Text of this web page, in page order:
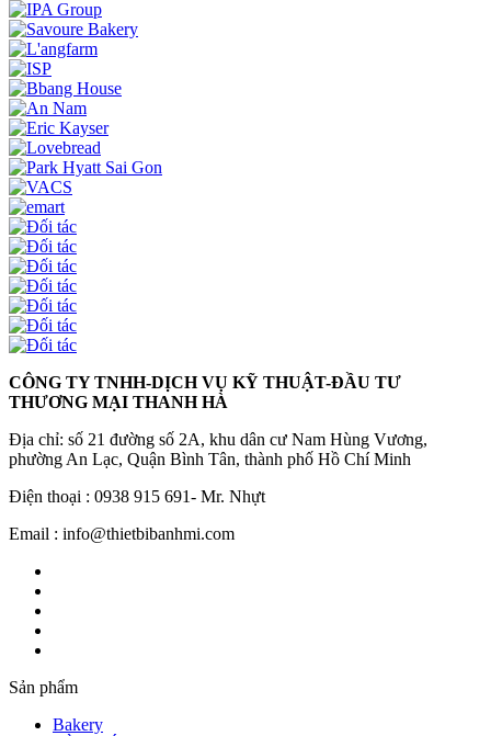
CÔNG TY TNHH-DỊCH VỤ KỸ THUẬT-ĐẦU TƯ
THƯƠNG MẠI THANH HÀ
Địa chỉ: số 21 đường số 2A, khu dân cư Nam Hùng Vương,
phường An Lạc, Quận Bình Tân, thành phố Hồ Chí Minh
Điện thoại : 0938 915 691- Mr. Nhựt
Email : info@thietbibanhmi.com
Sản phẩm
Bakery